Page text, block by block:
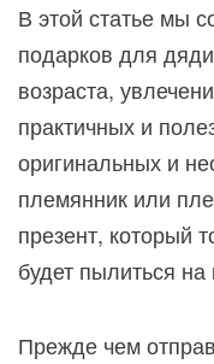
В этой статье мы
подарков для
возраста,
практичных и
оригинальных и
племянник или
презент, который
будет пылиться на
Прежде чем